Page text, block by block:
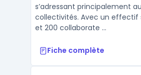
s’adressant principalement
collectivités. Avec un effectif
et 200 collaborate ...
Fiche complète